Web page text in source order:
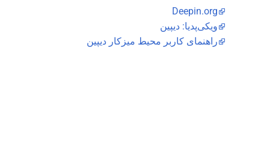
Deepin.org
ویکی‌پدیا: دیپین
راهنمای کاربر محیط میزکار دیپین